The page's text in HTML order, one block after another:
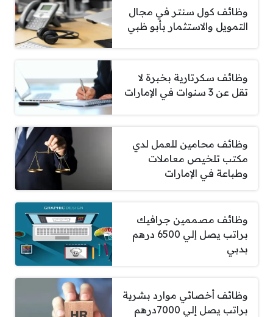
وظائف كول سنتر في مجال
التمويل والاستثمار بأبو ظبي
وظائف سكرتارية بخبرة لا
تقل عن 3 سنوات في الإمارات
وظائف محامين للعمل لدي
مكتب تلخيص معاملات
وطباعة في الإمارات
وظائف مصممين جرافيك
براتب يصل إلي 6500 درهم
بدبي
وظائف أخصائي موارد بشرية
براتب يصل إلي 7000درهم